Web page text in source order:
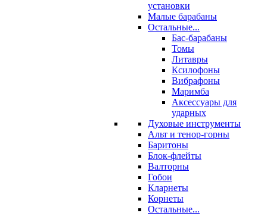
установки
Малые барабаны
Остальные...
Бас-барабаны
Томы
Литавры
Ксилофоны
Вибрафоны
Маримба
Аксессуары для
ударных
Духовые инструменты
Альт и тенор-горны
Баритоны
Блок-флейты
Валторны
Гобои
Кларнеты
Корнеты
Остальные...